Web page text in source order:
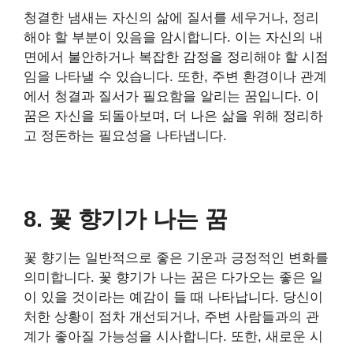
청결한 냄새는 자신의 삶에 질서를 세우거나, 정리
해야 할 부분이 있음을 암시합니다. 이는 자신의 내
면에서 불안하거나 복잡한 감정을 정리해야 할 시점
임을 나타낼 수 있습니다. 또한, 주변 환경이나 관계
에서 청결과 질서가 필요함을 알리는 꿈입니다. 이
꿈은 자신을 되돌아보며, 더 나은 삶을 위해 정리하
고 정돈하는 필요성을 나타냅니다.
8. 꽃 향기가 나는 꿈
꽃 향기는 일반적으로 좋은 기운과 긍정적인 변화를
의미합니다. 꽃 향기가 나는 꿈은 다가오는 좋은 일
이 있을 것이라는 예감이 들 때 나타납니다. 당신이
처한 상황이 점차 개선되거나, 주변 사람들과의 관
계가 좋아질 가능성을 시사합니다. 또한, 새로운 시